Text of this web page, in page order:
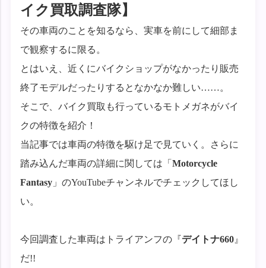
イク買取調査隊】
その車両のことを知るなら、実車を前にして細部ま
で観察するに限る。
とはいえ、近くにバイクショップがなかったり販売
終了モデルだったりするとなかなか難しい……。
そこで、バイク買取も行っているモトメガネがバイ
クの特徴を紹介！
当記事では車両の特徴を駆け足で見ていく。さらに
踏み込んだ車両の詳細に関しては「Motorcycle
Fantasy 」のYouTubeチャンネルでチェックしてほし
い。
今回調査した車両はトライアンフの『 デイトナ660』
だ!!